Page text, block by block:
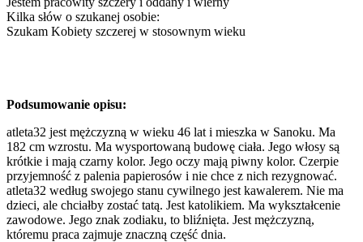
Kilka słów o szukanej osobie:
Szukam Kobiety szczerej w stosownym wieku
Podsumowanie opisu:
atleta32 jest mężczyzną w wieku 46 lat i mieszka w Sanoku. Ma
182 cm wzrostu. Ma wysportowaną budowę ciała. Jego włosy są
krótkie i mają czarny kolor. Jego oczy mają piwny kolor. Czerpie
przyjemność z palenia papierosów i nie chce z nich rezygnować.
atleta32 według swojego stanu cywilnego jest kawalerem. Nie ma
dzieci, ale chciałby zostać tatą. Jest katolikiem. Ma wykształcenie
zawodowe. Jego znak zodiaku, to bliźnięta. Jest mężczyzną,
któremu praca zajmuje znaczną część dnia.